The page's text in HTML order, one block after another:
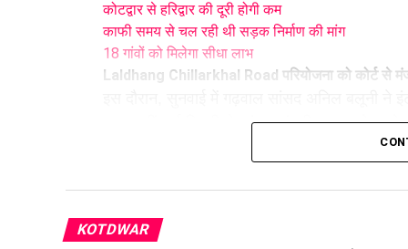
कोटद्वार से हरिद्वार की दूरी होगी कम
काफी समय से चल रही थी सड़क निर्माण की मांग
18 गांवों को मिलेगा सीधा लाभ
Laldhang Chillarkhal Road परियोजना को कोर्ट से
रखा. वहीं, नई दिल्ली से सांसद बांसुरी स्वराज ने
ने निर्माण पर लगी रोक
लम्बे समय से बाधित था निर्माण कार्य
से होकर गुजरता है. इसी वजह से, पर्यावरणीय
KOTDWAR